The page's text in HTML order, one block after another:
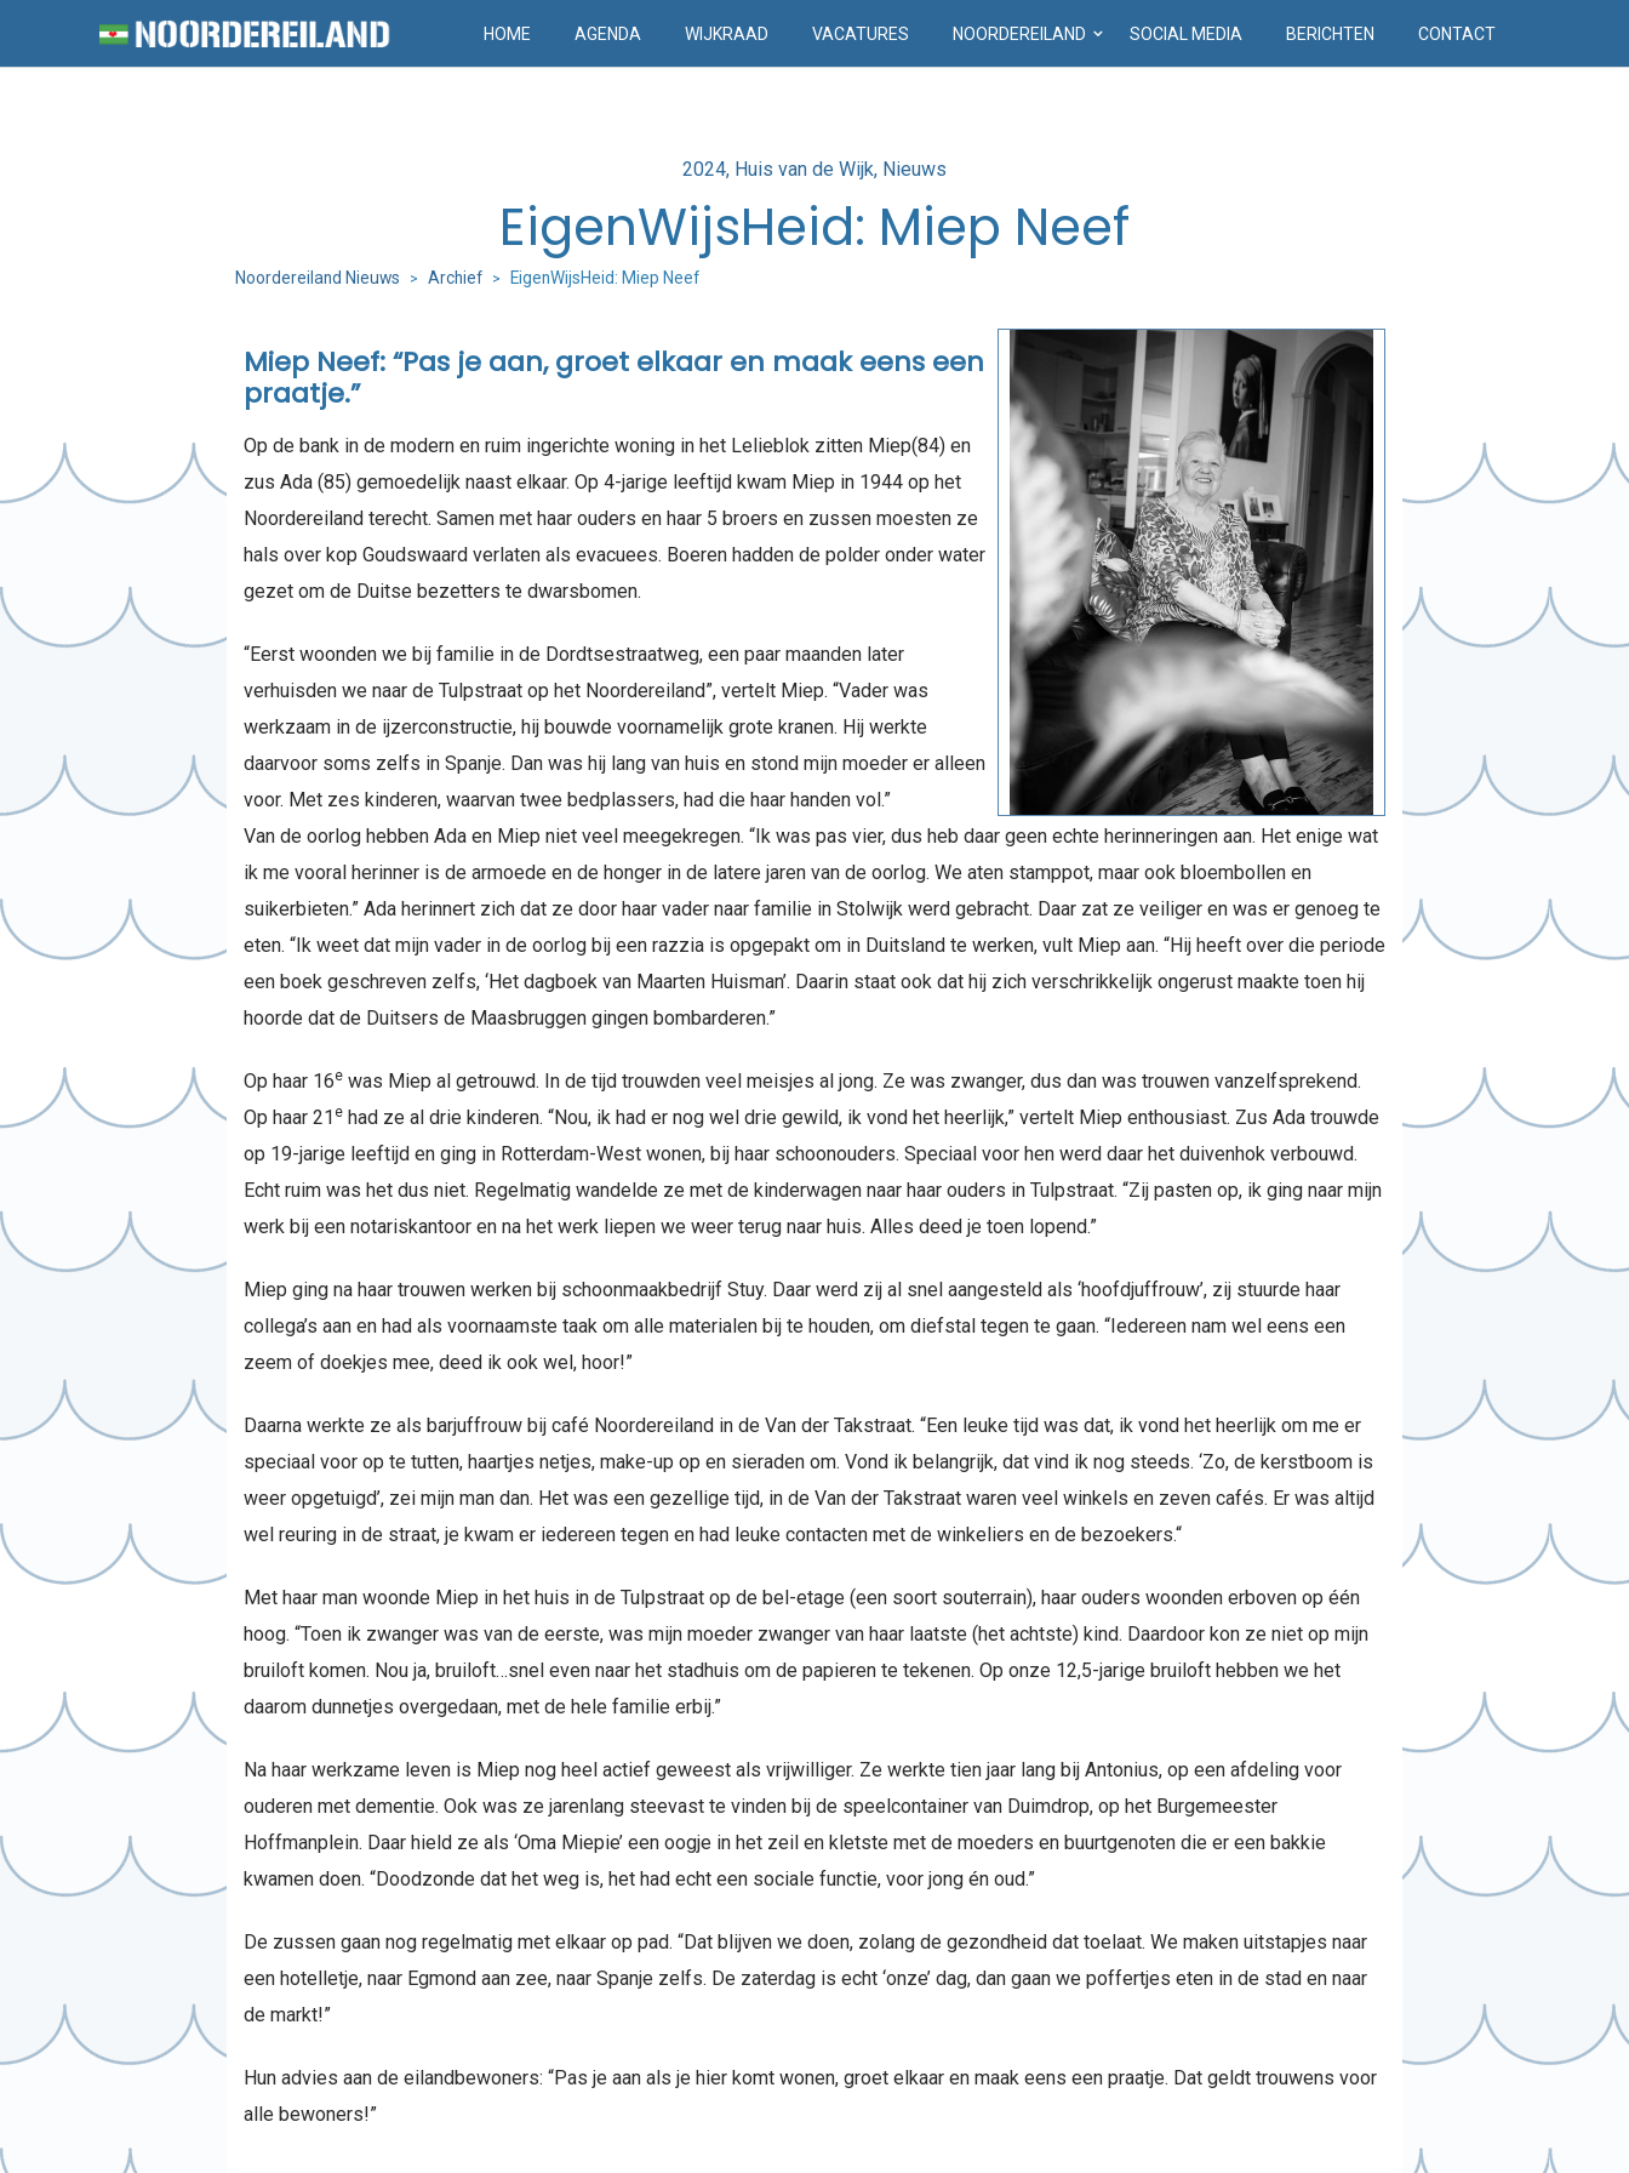
HOME AGENDA WIJKRAAD VACATURES NOORDEREILAND SOCIAL MEDIA BERICHTEN CONTACT
Posted
in
2024 Huis van de Wijk Nieuws
EigenWijsHeid: Miep Neef
Noordereiland Nieuws > Archief > EigenWijsHeid: Miep Neef
Miep Neef: “Pas je aan, groet elkaar en maak eens een
praatje.”
Op de bank in de modern en ruim ingerichte woning in het Lelieblok zitten Miep(84) en
zus Ada (85) gemoedelijk naast elkaar. Op 4-jarige leeftijd kwam Miep in 1944 op het
Noordereiland terecht. Samen met haar ouders en haar 5 broers en zussen moesten ze
hals over kop Goudswaard verlaten als evacuees. Boeren hadden de polder onder water
gezet om de Duitse bezetters te dwarsbomen.
“Eerst woonden we bij familie in de Dordtsestraatweg, een paar maanden later
verhuisden we naar de Tulpstraat op het Noordereiland”, vertelt Miep. “Vader was
werkzaam in de ijzerconstructie, hij bouwde voornamelijk grote kranen. Hij werkte
daarvoor soms zelfs in Spanje. Dan was hij lang van huis en stond mijn moeder er alleen
voor. Met zes kinderen, waarvan twee bedplassers, had die haar handen vol.”
Van de oorlog hebben Ada en Miep niet veel meegekregen. “Ik was pas vier, dus heb daar geen echte herinneringen aan. Het enige wat
ik me vooral herinner is de armoede en de honger in de latere jaren van de oorlog. We aten stamppot, maar ook bloembollen en
suikerbieten.” Ada herinnert zich dat ze door haar vader naar familie in Stolwijk werd gebracht. Daar zat ze veiliger en was er genoeg te
eten. “Ik weet dat mijn vader in de oorlog bij een razzia is opgepakt om in Duitsland te werken, vult Miep aan. “Hij heeft over die periode
een boek geschreven zelfs, ‘Het dagboek van Maarten Huisman’. Daarin staat ook dat hij zich verschrikkelijk ongerust maakte toen hij
hoorde dat de Duitsers de Maasbruggen gingen bombarderen.”
Op haar 16ewas Miep al getrouwd. In de tijd trouwden veel meisjes al jong. Ze was zwanger, dus dan was trouwen vanzelfsprekend.
Op haar 21 ehad ze al drie kinderen. “Nou, ik had er nog wel drie gewild, ik vond het heerlijk,” vertelt Miep enthousiast. Zus Ada trouwde
op 19-jarige leeftijd en ging in Rotterdam-West wonen, bij haar schoonouders. Speciaal voor hen werd daar het duivenhok verbouwd.
Echt ruim was het dus niet. Regelmatig wandelde ze met de kinderwagen naar haar ouders in Tulpstraat. “Zij pasten op, ik ging naar mijn
werk bij een notariskantoor en na het werk liepen we weer terug naar huis. Alles deed je toen lopend.”
Miep ging na haar trouwen werken bij schoonmaakbedrijf Stuy. Daar werd zij al snel aangesteld als ‘hoofdjuffrouw’, zij stuurde haar
collega’s aan en had als voornaamste taak om alle materialen bij te houden, om diefstal tegen te gaan. “Iedereen nam wel eens een
zeem of doekjes mee, deed ik ook wel, hoor!”
Daarna werkte ze als barjuffrouw bij café Noordereiland in de Van der Takstraat. “Een leuke tijd was dat, ik vond het heerlijk om me er
speciaal voor op te tutten, haartjes netjes, make-up op en sieraden om. Vond ik belangrijk, dat vind ik nog steeds. ‘Zo, de kerstboom is
weer opgetuigd’, zei mijn man dan. Het was een gezellige tijd, in de Van der Takstraat waren veel winkels en zeven cafés. Er was altijd
wel reuring in de straat, je kwam er iedereen tegen en had leuke contacten met de winkeliers en de bezoekers.“
Met haar man woonde Miep in het huis in de Tulpstraat op de bel-etage (een soort souterrain), haar ouders woonden erboven op één
hoog. “Toen ik zwanger was van de eerste, was mijn moeder zwanger van haar laatste (het achtste) kind. Daardoor kon ze niet op mijn
bruiloft komen. Nou ja, bruiloft…snel even naar het stadhuis om de papieren te tekenen. Op onze 12,5-jarige bruiloft hebben we het
daarom dunnetjes overgedaan, met de hele familie erbij.”
Na haar werkzame leven is Miep nog heel actief geweest als vrijwilliger. Ze werkte tien jaar lang bij Antonius, op een afdeling voor
ouderen met dementie. Ook was ze jarenlang steevast te vinden bij de speelcontainer van Duimdrop, op het Burgemeester
Hoffmanplein. Daar hield ze als ‘Oma Miepie’ een oogje in het zeil en kletste met de moeders en buurtgenoten die er een bakkie
kwamen doen. “Doodzonde dat het weg is, het had echt een sociale functie, voor jong én oud.”
De zussen gaan nog regelmatig met elkaar op pad. “Dat blijven we doen, zolang de gezondheid dat toelaat. We maken uitstapjes naar
een hotelletje, naar Egmond aan zee, naar Spanje zelfs. De zaterdag is echt ‘onze’ dag, dan gaan we poffertjes eten in de stad en naar
de markt!”
Hun advies aan de eilandbewoners: “Pas je aan als je hier komt wonen, groet elkaar en maak eens een praatje. Dat geldt trouwens voor
alle bewoners!”